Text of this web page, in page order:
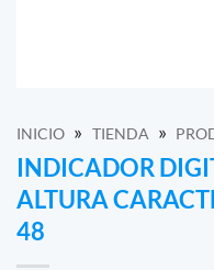
INICIO » TIENDA »
INDICADOR
ALTURA
48